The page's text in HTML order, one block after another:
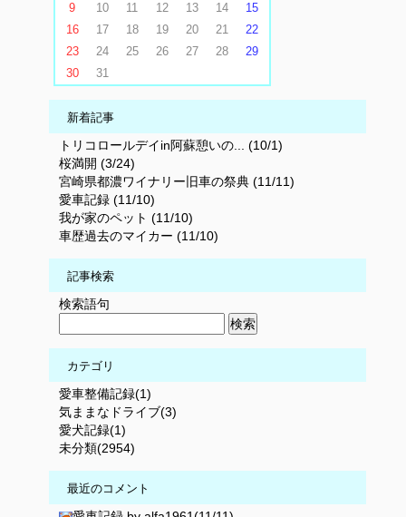
9
10 11 12 13 14
15
16
17 18 19 20 21
22
23
24 25 26 27 28
29
30
31
新着記事
トリコロールデイin阿蘇憩いの... (10/1)
桜満開 (3/24)
宮崎県都濃ワイナリー旧車の祭典 (11/11)
愛車記録 (11/10)
我が家のペット (11/10)
車歴過去のマイカー (11/10)
記事検索
検索語句
カテゴリ
愛車整備記録(1)
気ままなドライブ(3)
愛犬記録(1)
未分類(2954)
最近のコメント